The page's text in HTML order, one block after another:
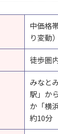
中価格
り変動）
徒歩圏
みなと
駅」か
か「横
約10分